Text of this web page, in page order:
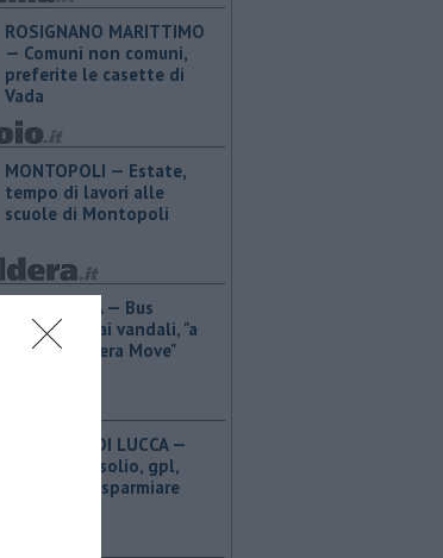
ROSIGNANO MARITTIMO
— Comuni non comuni,
preferite le casette di
Vada
MONTOPOLI — Estate,
tempo di lavori alle
scuole di Montopoli
PONTEDERA — Bus
devastati dai vandali, "a
rischio Valdera Move"
PROVINCIA DI LUCCA — ​
Benzina, gasolio, gpl,
ecco dove risparmiare